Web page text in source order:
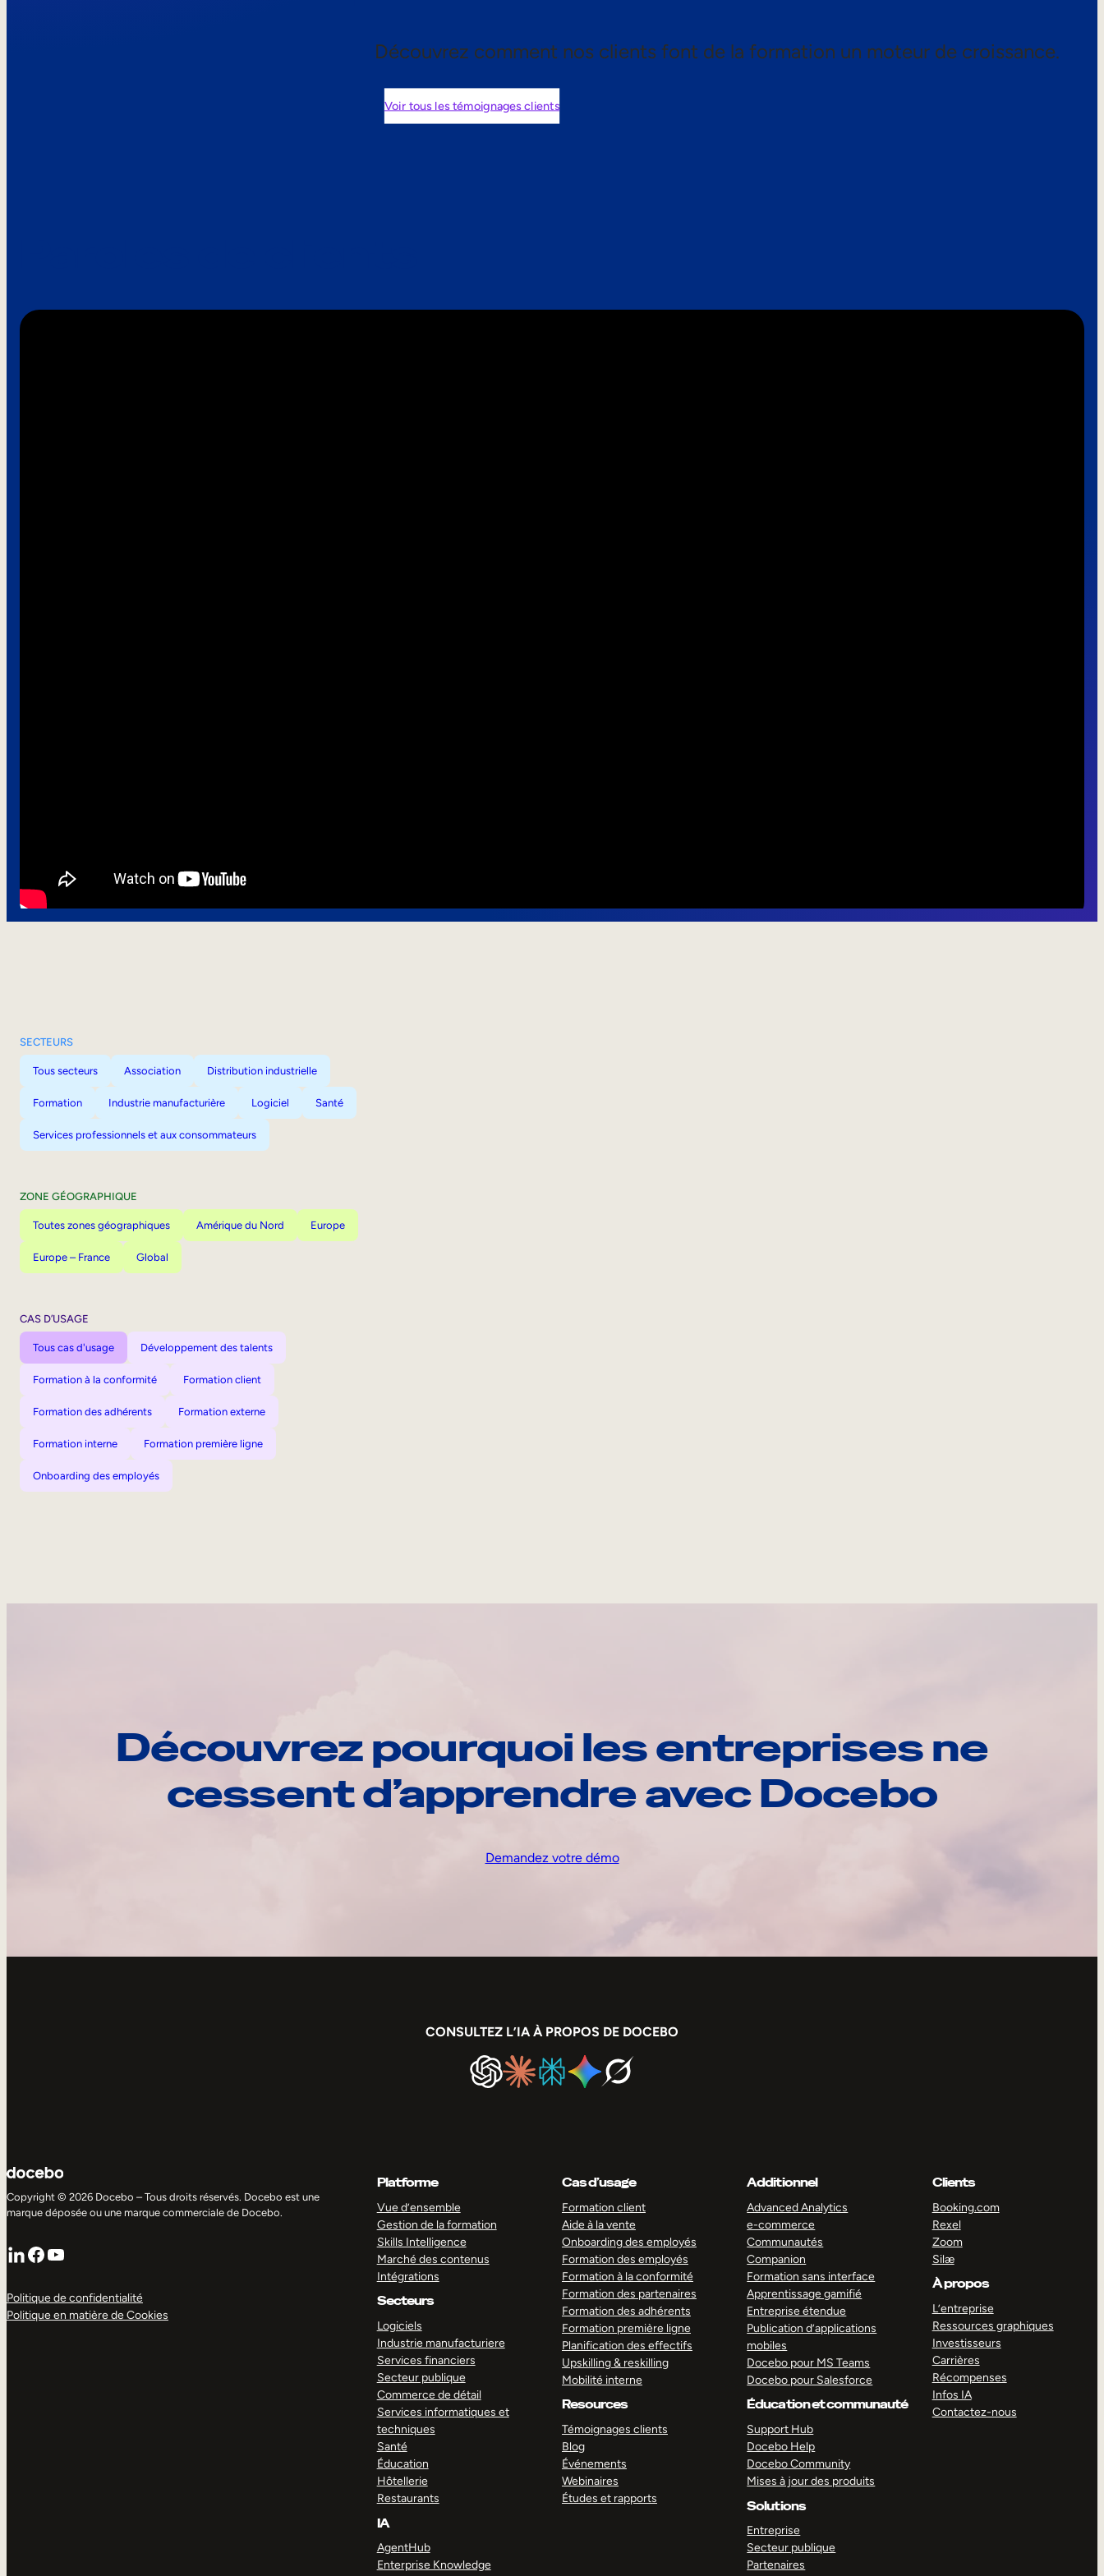
Découvrez comment nos clients font de la formation un moteur de croissance.
Voir tous les témoignages clients
SECTEURS
Tous secteurs Association Distribution industrielle
Formation Industrie manufacturière Logiciel Santé
Services professionnels et aux consommateurs
ZONE GÉOGRAPHIQUE
Toutes zones géographiques Amérique du Nord Europe
Europe – France Global
CAS D’USAGE
Tous cas d'usage Développement des talents
Formation à la conformité Formation client
Formation des adhérents Formation externe
Formation interne Formation première ligne
Onboarding des employés
Découvrez pourquoi les entreprises ne
cessent d’apprendre avec Docebo
Demandez votre démo
CONSULTEZ L’IA À PROPOS DE DOCEBO
Copyright © 2026 Docebo – Tous droits réservés. Docebo est une
marque déposée ou une marque commerciale de Docebo.
LinkedIn
Facebook
YouTube
Politique de confidentialité
Politique en matière de Cookies
Platforme
Vue d’ensemble
Gestion de la formation
Skills Intelligence
Marché des contenus
Intégrations
Secteurs
Logiciels
Industrie manufacturiere
Services financiers
Secteur publique
Commerce de détail
Services informatiques et
techniques
Santé
Éducation
Hôtellerie
Restaurants
IA
AgentHub
Enterprise Knowledge
Cas d’usage
Formation client
Aide à la vente
Onboarding des employés
Formation des employés
Formation à la conformité
Formation des partenaires
Formation des adhérents
Formation première ligne
Planification des effectifs
Upskilling & reskilling
Mobilité interne
Resources
Témoignages clients
Blog
Événements
Webinaires
Études et rapports
Additionnel
Advanced Analytics
e-commerce
Communautés
Companion
Formation sans interface
Apprentissage gamifié
Entreprise étendue
Publication d’applications
mobiles
Docebo pour MS Teams
Docebo pour Salesforce
Éducation et communauté
Support Hub
Docebo Help
Docebo Community
Mises à jour des produits
Solutions
Entreprise
Secteur publique
Partenaires
Clients
Booking.com
Rexel
Zoom
Silæ
À propos
L’entreprise
Ressources graphiques
Investisseurs
Carrières
Récompenses
Infos IA
Contactez-nous